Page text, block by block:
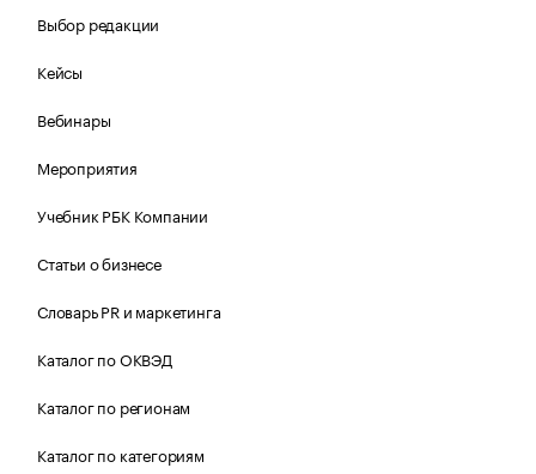
Выбор редакции
Кейсы
Вебинары
Мероприятия
Учебник РБК Компании
Статьи о бизнесе
Словарь PR и маркетинга
Каталог по ОКВЭД
Каталог по регионам
Каталог по категориям